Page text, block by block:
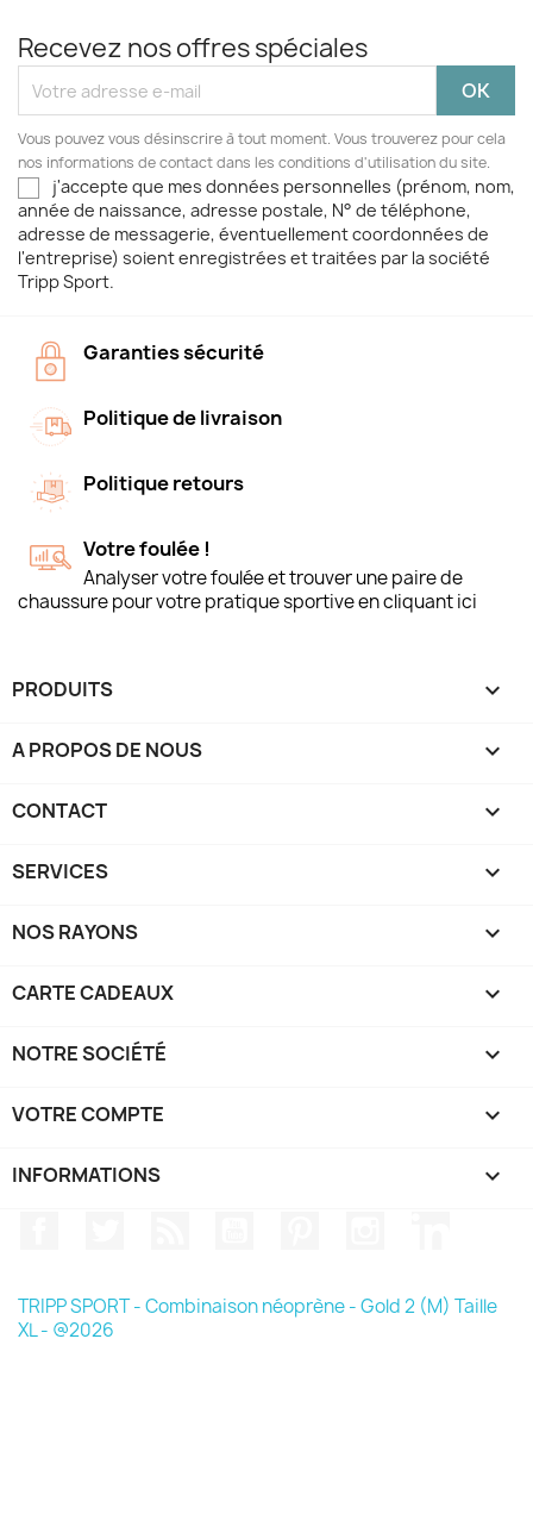
Recevez nos offres spéciales
Vous pouvez vous désinscrire à tout moment. Vous trouverez pour cela
nos informations de contact dans les conditions d'utilisation du site.
j'accepte que mes données personnelles (prénom, nom,
année de naissance, adresse postale, N° de téléphone,
adresse de messagerie, éventuellement coordonnées de
l'entreprise) soient enregistrées et traitées par la société
Tripp Sport.
Garanties sécurité
Politique de livraison
Politique retours
Votre foulée !
Analyser votre foulée et trouver une paire de
chaussure pour votre pratique sportive en cliquant ici
PRODUITS 
A PROPOS DE NOUS 
CONTACT 
SERVICES 
NOS RAYONS 
CARTE CADEAUX 
NOTRE SOCIÉTÉ 
VOTRE COMPTE 
INFORMATIONS keyboard_arrow_down
TRIPP SPORT - Combinaison néoprène - Gold 2 (M) Taille
XL - @2026